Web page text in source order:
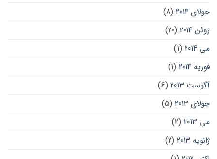
جولای 2014
(8)
ژوئن 2014
(20)
می 2014
(1)
فوریه 2014
(1)
آگوست 2013
(6)
جولای 2013
(5)
می 2013
(2)
ژانویه 2013
(2)